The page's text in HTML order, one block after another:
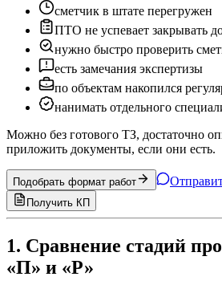
сметчик в штате перегружен
ПТО не успевает закрывать
нужно быстро проверить
есть замечания экспертизы
по объектам накопился
нанимать отдельного
Можно без готового ТЗ, достаточно
приложить документы, если они есть.
Подобрать формат работ
Получить КП
1. Сравнение стадий
«П» и «Р»